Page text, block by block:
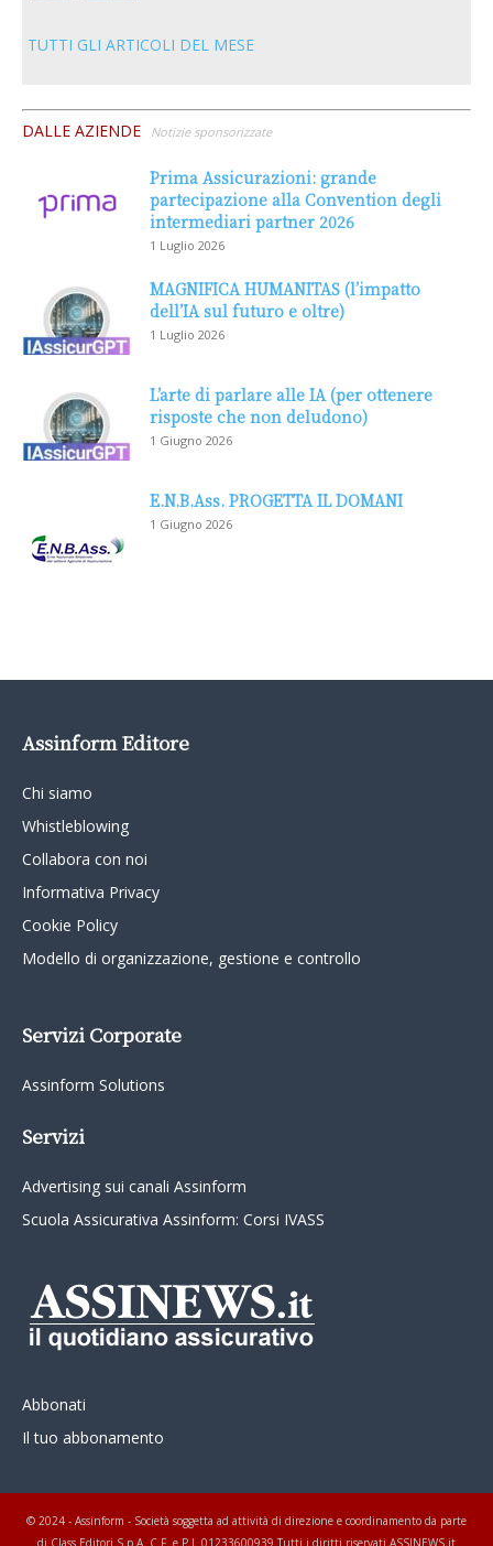
TUTTI GLI ARTICOLI DEL MESE
DALLE AZIENDE Notizie sponsorizzate
Prima Assicurazioni: grande
partecipazione alla Convention degli
intermediari partner 2026
1 Luglio 2026
MAGNIFICA HUMANITAS (l’impatto
dell’IA sul futuro e oltre)
1 Luglio 2026
L’arte di parlare alle IA (per ottenere
risposte che non deludono)
1 Giugno 2026
E.N.B.Ass. PROGETTA IL DOMANI
1 Giugno 2026
Assinform Editore
Chi siamo
Whistleblowing
Collabora con noi
Informativa Privacy
Cookie Policy
Modello di organizzazione, gestione e controllo
Servizi Corporate
Assinform Solutions
Servizi
Advertising sui canali Assinform
Scuola Assicurativa Assinform: Corsi IVASS
Abbonati
Il tuo abbonamento
© 2024 - Assinform - Società soggetta ad attività di direzione e coordinamento da parte